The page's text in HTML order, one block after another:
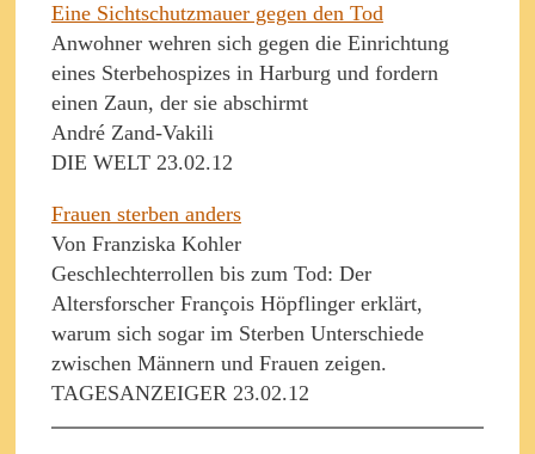
Eine Sichtschutzmauer gegen den Tod
Anwohner wehren sich gegen die Einrichtung
eines Sterbehospizes in Harburg und fordern
einen Zaun, der sie abschirmt
André Zand-Vakili
DIE WELT 23.02.12
Frauen sterben anders
Von Franziska Kohler
Geschlechterrollen bis zum Tod: Der
Altersforscher François Höpflinger erklärt,
warum sich sogar im Sterben Unterschiede
zwischen Männern und Frauen zeigen.
TAGESANZEIGER 23.02.12